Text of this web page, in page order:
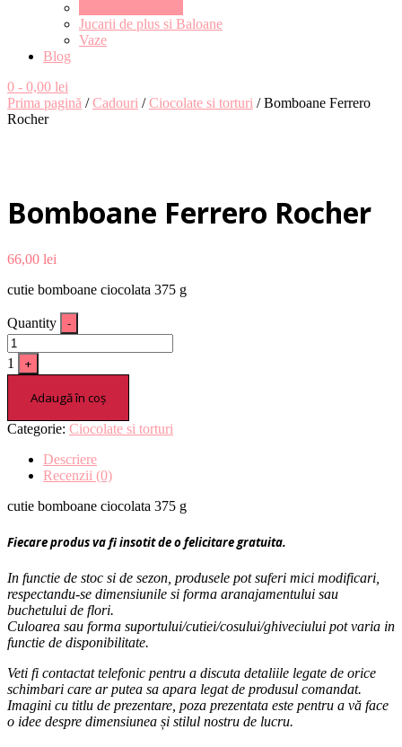
Jucarii de plus si Baloane
Vaze
Blog
0 - 0,00 lei
Prima pagină /Cadouri /Ciocolate si torturi / Bomboane Ferrero
Rocher
Bomboane Ferrero Rocher
66,00 lei
cutie bomboane ciocolata 375 g
Quantity -
1 +
Adaugă în coș
Categorie: Ciocolate si torturi
Descriere
Recenzii (0)
cutie bomboane ciocolata 375 g
Fiecare produs va fi insotit de o felicitare gratuita.
In functie de stoc si de sezon, produsele pot suferi mici modificari,
respectandu-se dimensiunile si forma aranajamentului sau
buchetului de flori.
Culoarea sau forma suportului/cutiei/cosului/ghiveciului pot varia in
functie de disponibilitate.
Veti fi contactat telefonic pentru a discuta detaliile legate de orice
schimbari care ar putea sa apara legat de produsul comandat.
Imagini cu titlu de prezentare, poza prezentata este pentru a vă face
o idee despre dimensiunea și stilul nostru de lucru.